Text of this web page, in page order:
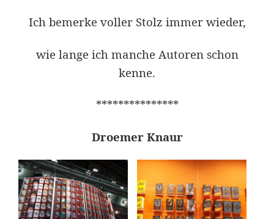
Ich bemerke voller Stolz immer wieder,
wie lange ich manche Autoren schon
kenne.
***************
Droemer Knaur